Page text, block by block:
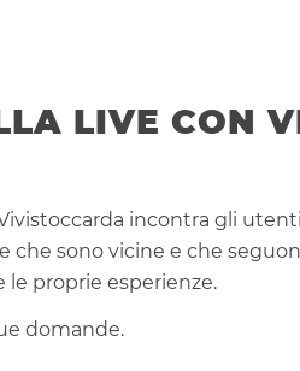
LIVE CON
incontra gli
che sono vicine e che
le proprie esperienze.
domande.